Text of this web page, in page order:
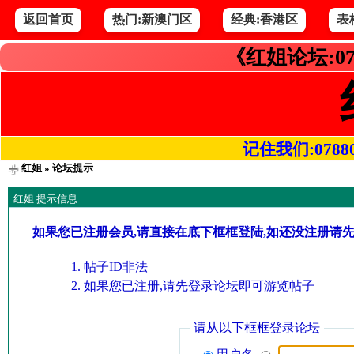
返回首页 热门:新澳门区 经典:香港区 表
《红姐论坛
记住我们
红姐» 论坛提示
红姐 提示信息
如果您已注册会员,请直接在底下框框登陆,如还没注册请
帖子ID非法
如果您已注册,请先登录论坛即可游览帖子
请从以下框框登录论坛